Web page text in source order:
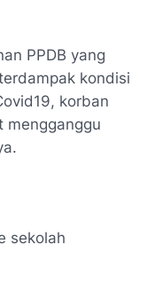
PPDB yang
kondisi
korban
mengganggu
sekolah